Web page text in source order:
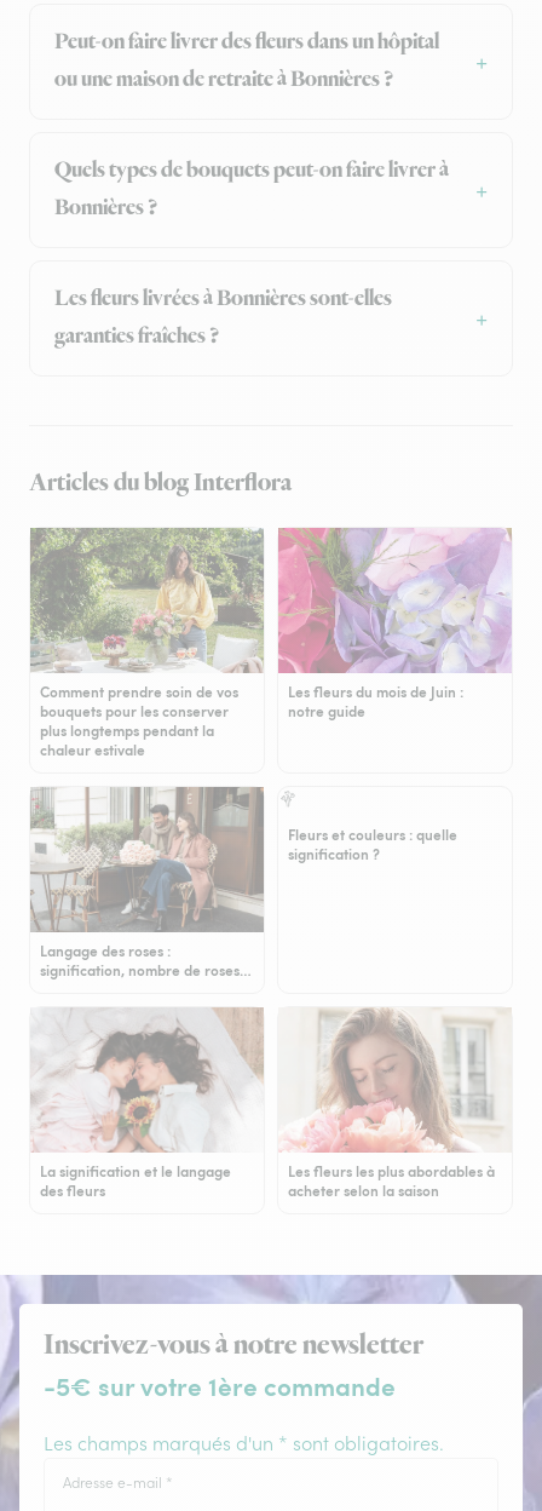
Peut-on faire livrer des fleurs dans un hôpital
ou une maison de retraite à Bonnières ?
Quels types de bouquets peut-on faire livrer à
Bonnières ?
Les fleurs livrées à Bonnières sont-elles
garanties fraîches ?
Articles du blog Interflora
Comment prendre soin de vos
bouquets pour les conserver
plus longtemps pendant la
chaleur estivale
Les fleurs du mois de Juin :
notre guide
Langage des roses :
signification, nombre de roses…
Fleurs et couleurs : quelle
signification ?
La signification et le langage
des fleurs
Les fleurs les plus abordables à
acheter selon la saison
Inscrivez-vous à notre newsletter
-5€ sur votre 1ère commande
Les champs marqués d'un * sont obligatoires.
Adresse e-mail *